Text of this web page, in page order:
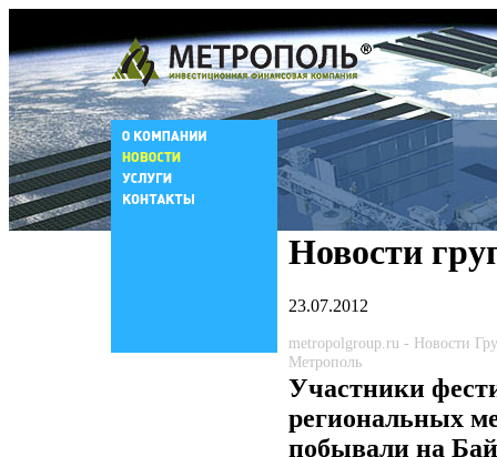
Новости
23.07.2012
metropolgroup.ru - Новости
Метрополь
Участники
региональных
побывали на